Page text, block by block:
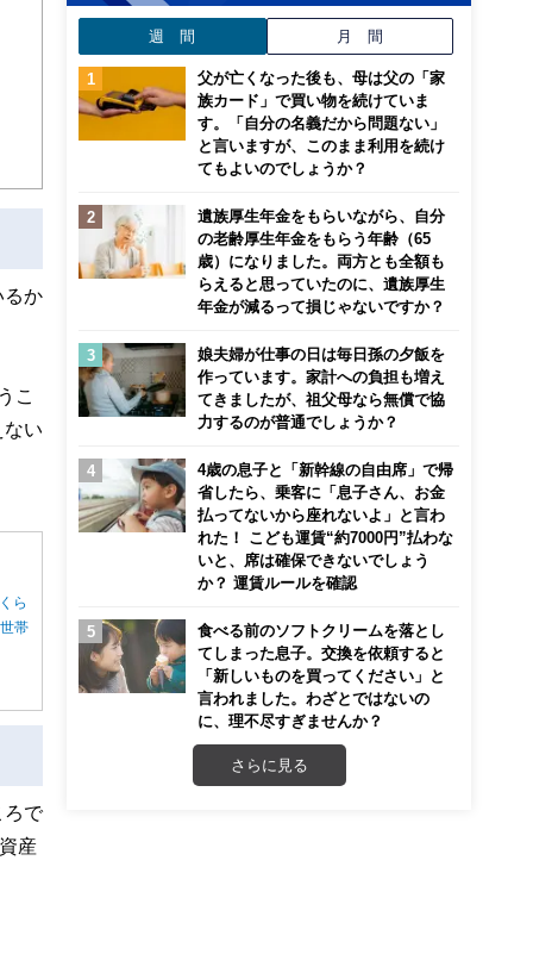
るか
こ
ない
ら
帯
ろで
産
週 間 月 間
父が亡くなった後も、母は父の「家
族カード」で買い物を続けていま
す。「自分の名義だから問題ない」
と言いますが、このまま利用を続け
てもよいのでしょうか？
遺族厚生年金をもらいながら、自分
の老齢厚生年金をもらう年齢（65
歳）になりました。両方とも全額も
らえると思っていたのに、遺族厚生
年金が減るって損じゃないですか？
娘夫婦が仕事の日は毎日孫の夕飯を
作っています。家計への負担も増え
てきましたが、祖父母なら無償で協
力するのが普通でしょうか？
4歳の息子と「新幹線の自由席」で帰
省したら、乗客に「息子さん、お金
払ってないから座れないよ」と言わ
れた！ こども運賃“約7000円”払わな
いと、席は確保できないでしょう
か？ 運賃ルールを確認
食べる前のソフトクリームを落とし
てしまった息子。交換を依頼すると
「新しいものを買ってください」と
言われました。わざとではないの
に、理不尽すぎませんか？
さらに見る